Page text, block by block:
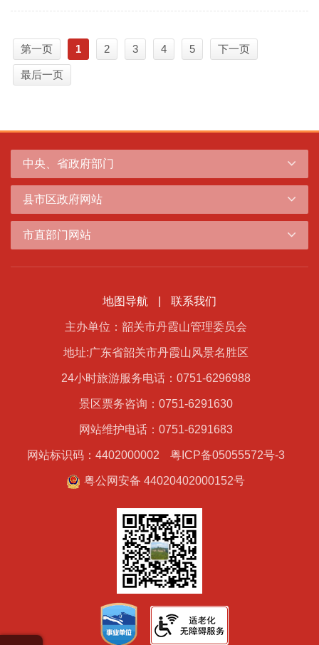
第一页 1 2 3 4 5 下一页
最后一页
中央、省政府部门
县市区政府网站
市直部门网站
地图导航 联系我们
主办单位：韶关市丹霞山管理委员会
地址:广东省韶关市丹霞山风景名胜区
24小时旅游服务电话：0751-6296988
景区票务咨询：0751-6291630
网站维护电话：0751-6291683
网站标识码：4402000002 粤ICP备05055572号-3
粤公网安备 44020402000152号